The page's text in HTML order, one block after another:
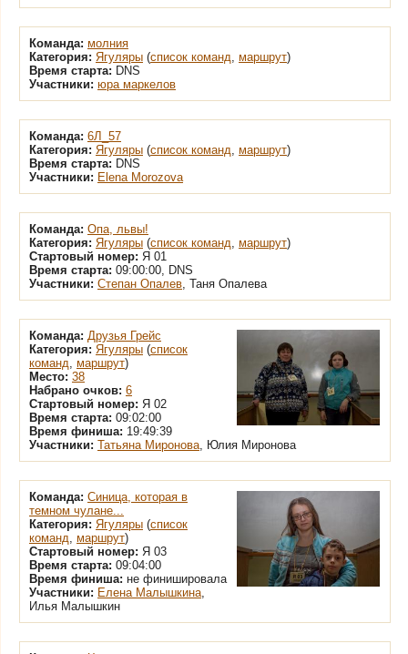
Команда: молния
Категория: Ягуляры (список команд, маршрут)
Время старта: DNS
Участники: юра маркелов
Команда: 6Л_57
Категория: Ягуляры (список команд, маршрут)
Время старта: DNS
Участники: Elena Morozova
Команда: Опа, львы!
Категория: Ягуляры (список команд, маршрут)
Стартовый номер: Я 01
Время старта: 09:00:00, DNS
Участники: Степан Опалев, Таня Опалева
Команда: Друзья Грейс
Категория: Ягуляры (список
команд, маршрут)
Место: 38
Набрано очков: 6
Стартовый номер: Я 02
Время старта: 09:02:00
Время финиша: 19:49:39
Участники: Татьяна Миронова, Юлия Миронова
Команда: Синица, которая в
темном чулане...
Категория: Ягуляры (список
команд, маршрут)
Стартовый номер: Я 03
Время старта: 09:04:00
Время финиша: не финишировала
Участники: Елена Малышкина,
Илья Малышкин